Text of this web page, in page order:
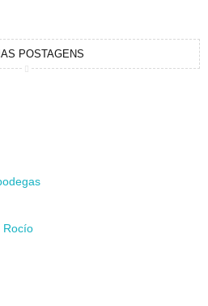
POSTAGENS
Rocío